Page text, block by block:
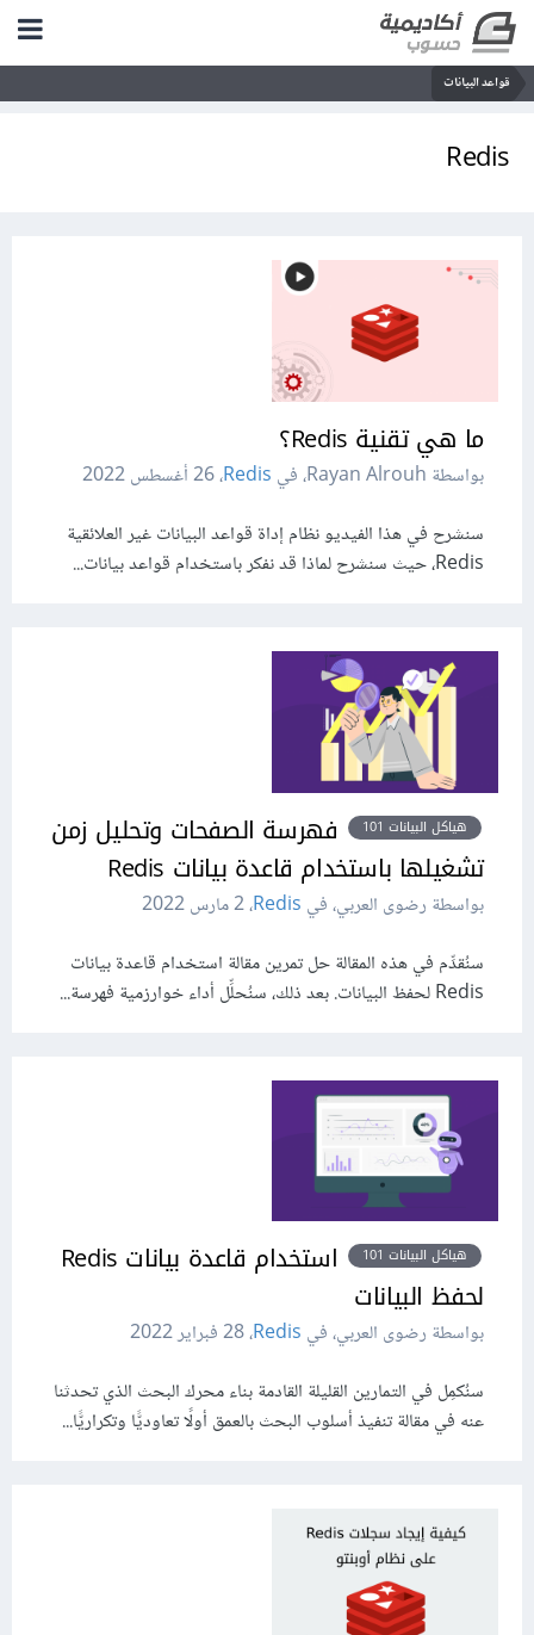
قواعد البيانات
Redis
ما هي تقنية Redis؟
بواسطة Rayan Alrouh، في Redis،26 أغسطس 2022
سنشرح في هذا الفيديو نظام إداة قواعد البيانات غير العلائقية
Redis، حيث سنشرح لماذا قد نفكر باستخدام قواعد بيانات...
هياكل البيانات 101
فهرسة الصفحات وتحليل زمن
تشغيلها باستخدام قاعدة بيانات Redis
بواسطة رضوى العربي، في Redis،2 مارس 2022
سنُقدِّم في هذه المقالة حل تمرين مقالة استخدام قاعدة بيانات
Redis لحفظ البيانات. بعد ذلك، سنُحلِّل أداء خوارزمية فهرسة...
هياكل البيانات 101
استخدام قاعدة بيانات Redis
لحفظ البيانات
بواسطة رضوى العربي، في Redis،28 فبراير 2022
سنُكمِل في التمارين القليلة القادمة بناء محرك البحث الذي تحدثنا
عنه في مقالة تنفيذ أسلوب البحث بالعمق أولًا تعاوديًّا وتكراريًّا...